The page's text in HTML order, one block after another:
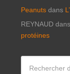
Peanutsdans
REYNAUDdans
protéines